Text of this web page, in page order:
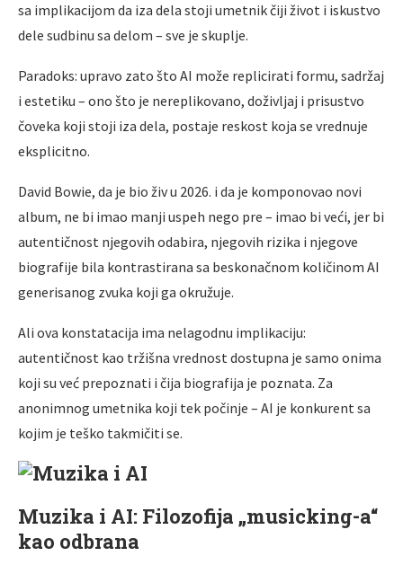
sa implikacijom da iza dela stoji umetnik čiji život i iskustvo
dele sudbinu sa delom – sve je skuplje.
Paradoks: upravo zato što AI može replicirati formu, sadržaj
i estetiku – ono što je nereplikovano, doživljaj i prisustvo
čoveka koji stoji iza dela, postaje reskost koja se vrednuje
eksplicitno.
David Bowie, da je bio živ u 2026. i da je komponovao novi
album, ne bi imao manji uspeh nego pre – imao bi veći, jer bi
autentičnost njegovih odabira, njegovih rizika i njegove
biografije bila kontrastirana sa beskonačnom količinom AI
generisanog zvuka koji ga okružuje.
Ali ova konstatacija ima nelagodnu implikaciju:
autentičnost kao tržišna vrednost dostupna je samo onima
koji su već prepoznati i čija biografija je poznata. Za
anonimnog umetnika koji tek počinje – AI je konkurent sa
kojim je teško takmičiti se.
Muzika i AI: Filozofija „musicking-a“
kao odbrana